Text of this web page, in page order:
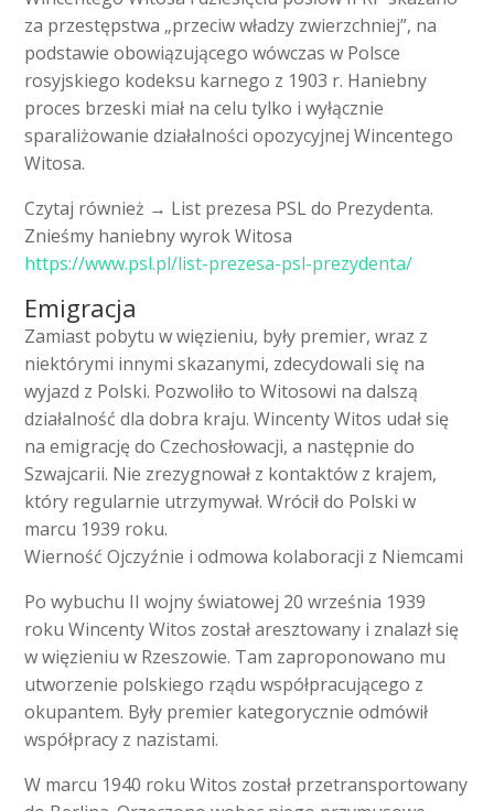
za przestępstwa „przeciw władzy zwierzchniej”, na
podstawie obowiązującego wówczas w Polsce
rosyjskiego kodeksu karnego z 1903 r. Haniebny
proces brzeski miał na celu tylko i wyłącznie
sparaliżowanie działalności opozycyjnej Wincentego
Witosa.
Czytaj również → List prezesa PSL do Prezydenta.
Znieśmy haniebny wyrok Witosa
https://www.psl.pl/list-prezesa-psl-prezydenta/
Emigracja
Zamiast pobytu w więzieniu, były premier, wraz z
niektórymi innymi skazanymi, zdecydowali się na
wyjazd z Polski. Pozwoliło to Witosowi na dalszą
działalność dla dobra kraju. Wincenty Witos udał się
na emigrację do Czechosłowacji, a następnie do
Szwajcarii. Nie zrezygnował z kontaktów z krajem,
który regularnie utrzymywał. Wrócił do Polski w
marcu 1939 roku.
Wierność Ojczyźnie i odmowa kolaboracji z Niemcami
Po wybuchu II wojny światowej 20 września 1939
roku Wincenty Witos został aresztowany i znalazł się
w więzieniu w Rzeszowie. Tam zaproponowano mu
utworzenie polskiego rządu współpracującego z
okupantem. Były premier kategorycznie odmówił
współpracy z nazistami.
W marcu 1940 roku Witos został przetransportowany